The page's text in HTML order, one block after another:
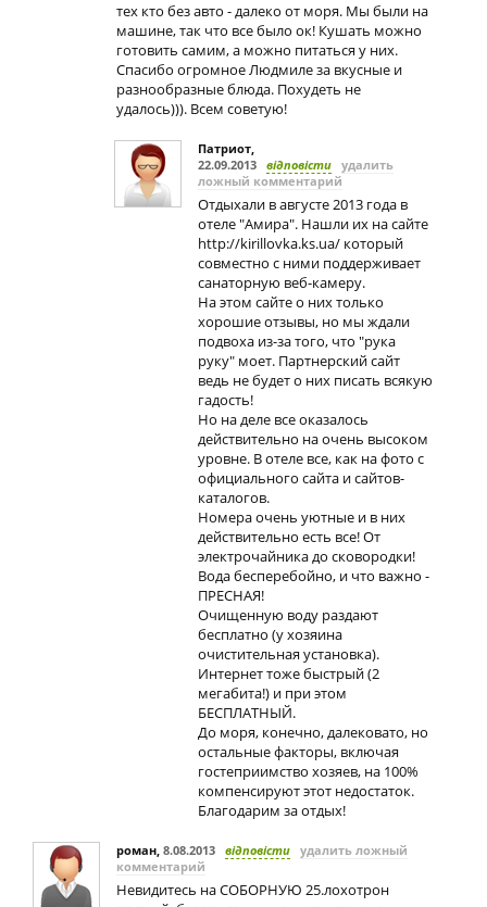
тех кто без авто - далеко от моря. Мы были на
машине, так что все было ок! Кушать можно
готовить самим, а можно питаться у них.
Спасибо огромное Людмиле за вкусные и
разнообразные блюда. Похудеть не
удалось))). Всем советую!
Патриот,
22.09.2013 відповісти удалить
ложный комментарий
Отдыхали в августе 2013 года в
отеле "Амира". Нашли их на сайте
http://kirillovka.ks.ua/ который
совместно с ними поддерживает
санаторную веб-камеру.
На этом сайте о них только
хорошие отзывы, но мы ждали
подвоха из-за того, что "рука
руку" моет. Партнерский сайт
ведь не будет о них писать всякую
гадость!
Но на деле все оказалось
действительно на очень высоком
уровне. В отеле все, как на фото с
официального сайта и сайтов-
каталогов.
Номера очень уютные и в них
действительно есть все! От
электрочайника до сковородки!
Вода бесперебойно, и что важно -
ПРЕСНАЯ!
Очищенную воду раздают
бесплатно (у хозяина
очистительная установка).
Интернет тоже быстрый (2
мегабита!) и при этом
БЕСПЛАТНЫЙ.
До моря, конечно, далековато, но
остальные факторы, включая
гостеприимство хозяев, на 100%
компенсируют этот недостаток.
Благодарим за отдых!
роман, 8.08.2013 відповісти удалить ложный
комментарий
Невидитесь на СОБОРНУЮ 25.лохотрон